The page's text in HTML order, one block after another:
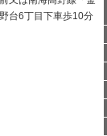
台6丁目下車歩10分